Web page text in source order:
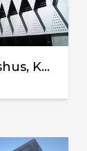
Parkeringshus, Kolding Sygehus